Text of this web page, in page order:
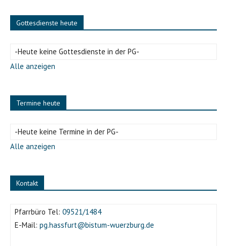
Gottesdienste heute
-Heute keine Gottesdienste in der PG-
Alle anzeigen
Termine heute
-Heute keine Termine in der PG-
Alle anzeigen
Kontakt
Pfarrbüro Tel: 09521/1484
E-Mail: pg.hassfurt@bistum-wuerzburg.de